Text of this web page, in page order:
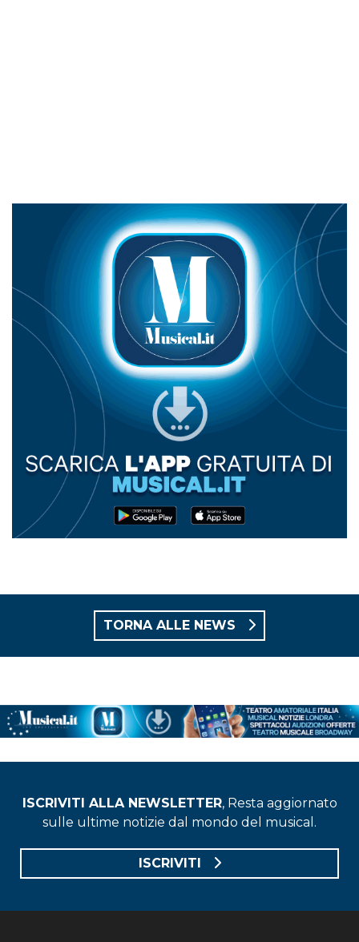
TORNA ALLE NEWS
ISCRIVITI ALLA NEWSLETTER, Resta aggiornato
sulle ultime notizie dal mondo del musical.
ISCRIVITI